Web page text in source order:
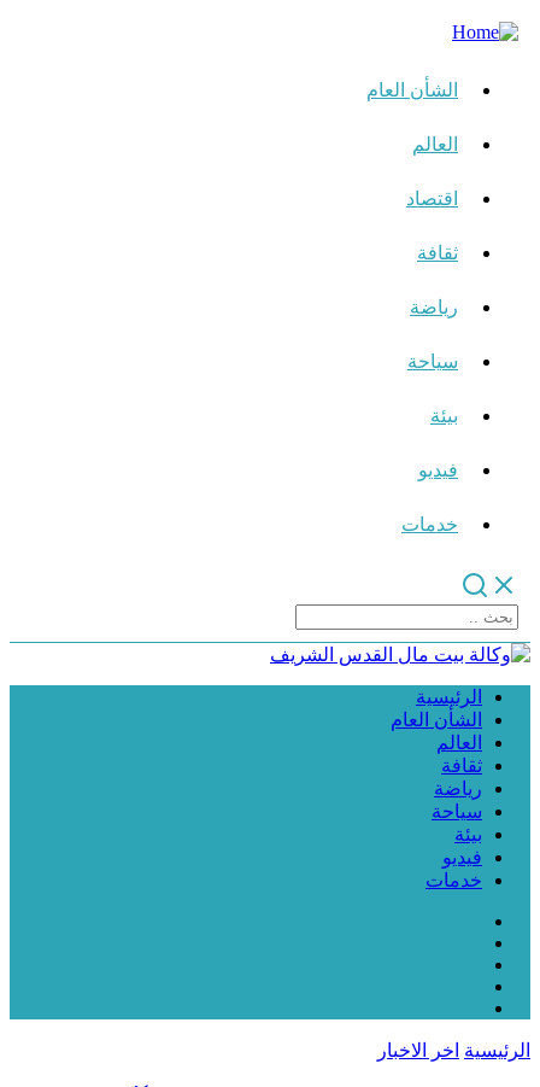
الشأن العام
العالم
اقتصاد
ثقافة
رياضة
سياحة
بيئة
فيديو
خدمات
الرئيسية
الشأن العام
العالم
ثقافة
رياضة
سياحة
بيئة
فيديو
خدمات
الرئيسية اخر الاخبار